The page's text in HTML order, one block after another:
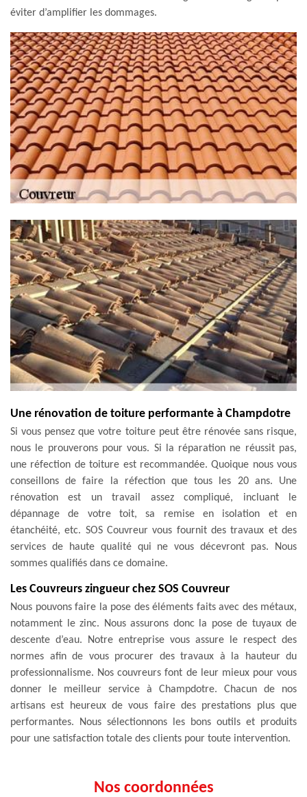
éviter d’amplifier les dommages.
Une rénovation de toiture performante à Champdotre
Si vous pensez que votre toiture peut être rénovée sans risque,
nous le prouverons pour vous. Si la réparation ne réussit pas,
une réfection de toiture est recommandée. Quoique nous vous
conseillons de faire la réfection que tous les 20 ans. Une
rénovation est un travail assez compliqué, incluant le
dépannage de votre toit, sa remise en isolation et en
étanchéité, etc. SOS Couvreur vous fournit des travaux et des
services de haute qualité qui ne vous décevront pas. Nous
sommes qualifiés dans ce domaine.
Les Couvreurs zingueur chez SOS Couvreur
Nous pouvons faire la pose des éléments faits avec des métaux,
notamment le zinc. Nous assurons donc la pose de tuyaux de
descente d’eau. Notre entreprise vous assure le respect des
normes afin de vous procurer des travaux à la hauteur du
professionnalisme. Nos couvreurs font de leur mieux pour vous
donner le meilleur service à Champdotre. Chacun de nos
artisans est heureux de vous faire des prestations plus que
performantes. Nous sélectionnons les bons outils et produits
pour une satisfaction totale des clients pour toute intervention.
Nos coordonnées